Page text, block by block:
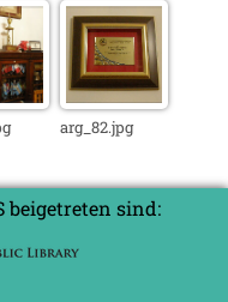
arg_82.jpg
beigetreten sind: